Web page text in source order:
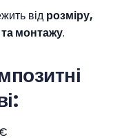
від розміру,
монтажу.
: